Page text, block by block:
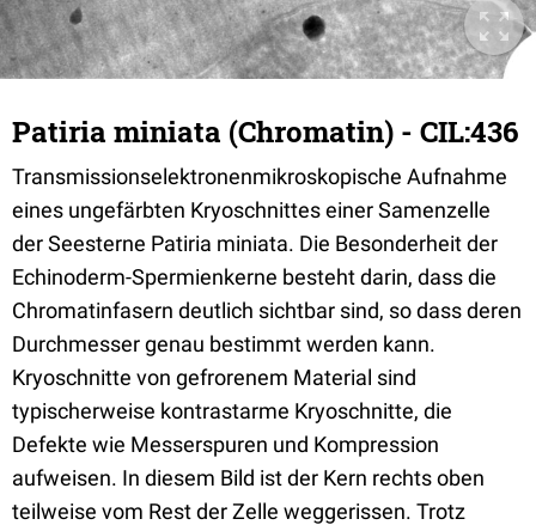
Patiria miniata (Chromatin) - CIL:436
Transmissionselektronenmikroskopische Aufnahme
eines ungefärbten Kryoschnittes einer Samenzelle
der Seesterne Patiria miniata. Die Besonderheit der
Echinoderm-Spermienkerne besteht darin, dass die
Chromatinfasern deutlich sichtbar sind, so dass deren
Durchmesser genau bestimmt werden kann.
Kryoschnitte von gefrorenem Material sind
typischerweise kontrastarme Kryoschnitte, die
Defekte wie Messerspuren und Kompression
aufweisen. In diesem Bild ist der Kern rechts oben
teilweise vom Rest der Zelle weggerissen. Trotz